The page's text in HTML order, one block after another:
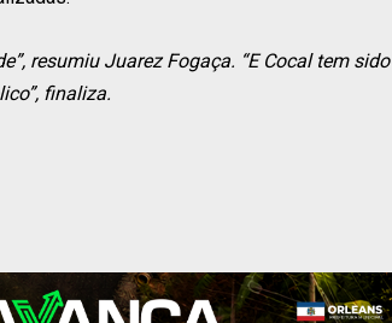
resumiu Juarez Fogaça. “E Cocal tem sido
finaliza.